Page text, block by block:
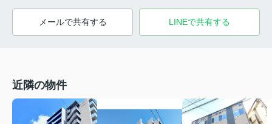
メールで共有する LINEで共有する
近隣の物件